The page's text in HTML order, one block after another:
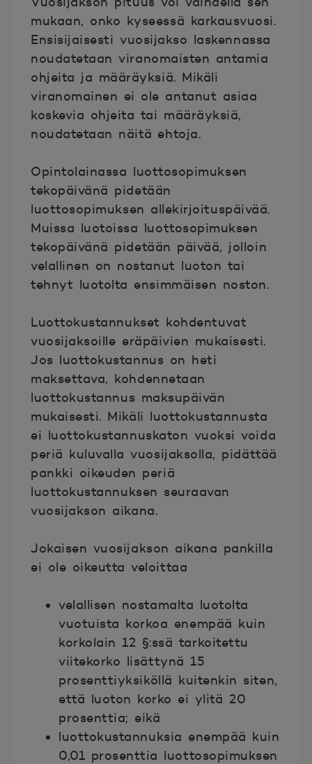
mukaan, onko kyseessä karkausvuosi.
Ensisijaisesti vuosijakso laskennassa
noudatetaan viranomaisten antamia
ohjeita ja määräyksiä. Mikäli
viranomainen ei ole antanut asiaa
koskevia ohjeita tai määräyksiä,
noudatetaan näitä ehtoja.
Opintolainassa luottosopimuksen
tekopäivänä pidetään
luottosopimuksen allekirjoituspäivää.
Muissa luotoissa luottosopimuksen
tekopäivänä pidetään päivää, jolloin
velallinen on nostanut luoton tai
tehnyt luotolta ensimmäisen noston.
Luottokustannukset kohdentuvat
vuosijaksoille eräpäivien mukaisesti.
Jos luottokustannus on heti
maksettava, kohdennetaan
luottokustannus maksupäivän
mukaisesti. Mikäli luottokustannusta
ei luottokustannuskaton vuoksi voida
periä kuluvalla vuosijaksolla, pidättää
pankki oikeuden periä
luottokustannuksen seuraavan
vuosijakson aikana.
Jokaisen vuosijakson aikana pankilla
ei ole oikeutta veloittaa
velallisen nostamalta luotolta
vuotuista korkoa enempää kuin
korkolain 12 §:ssä tarkoitettu
viitekorko lisättynä 15
prosenttiyksiköllä kuitenkin siten,
että luoton korko ei ylitä 20
prosenttia; eikä
luottokustannuksia enempää kuin
0,01 prosenttia luottosopimuksen